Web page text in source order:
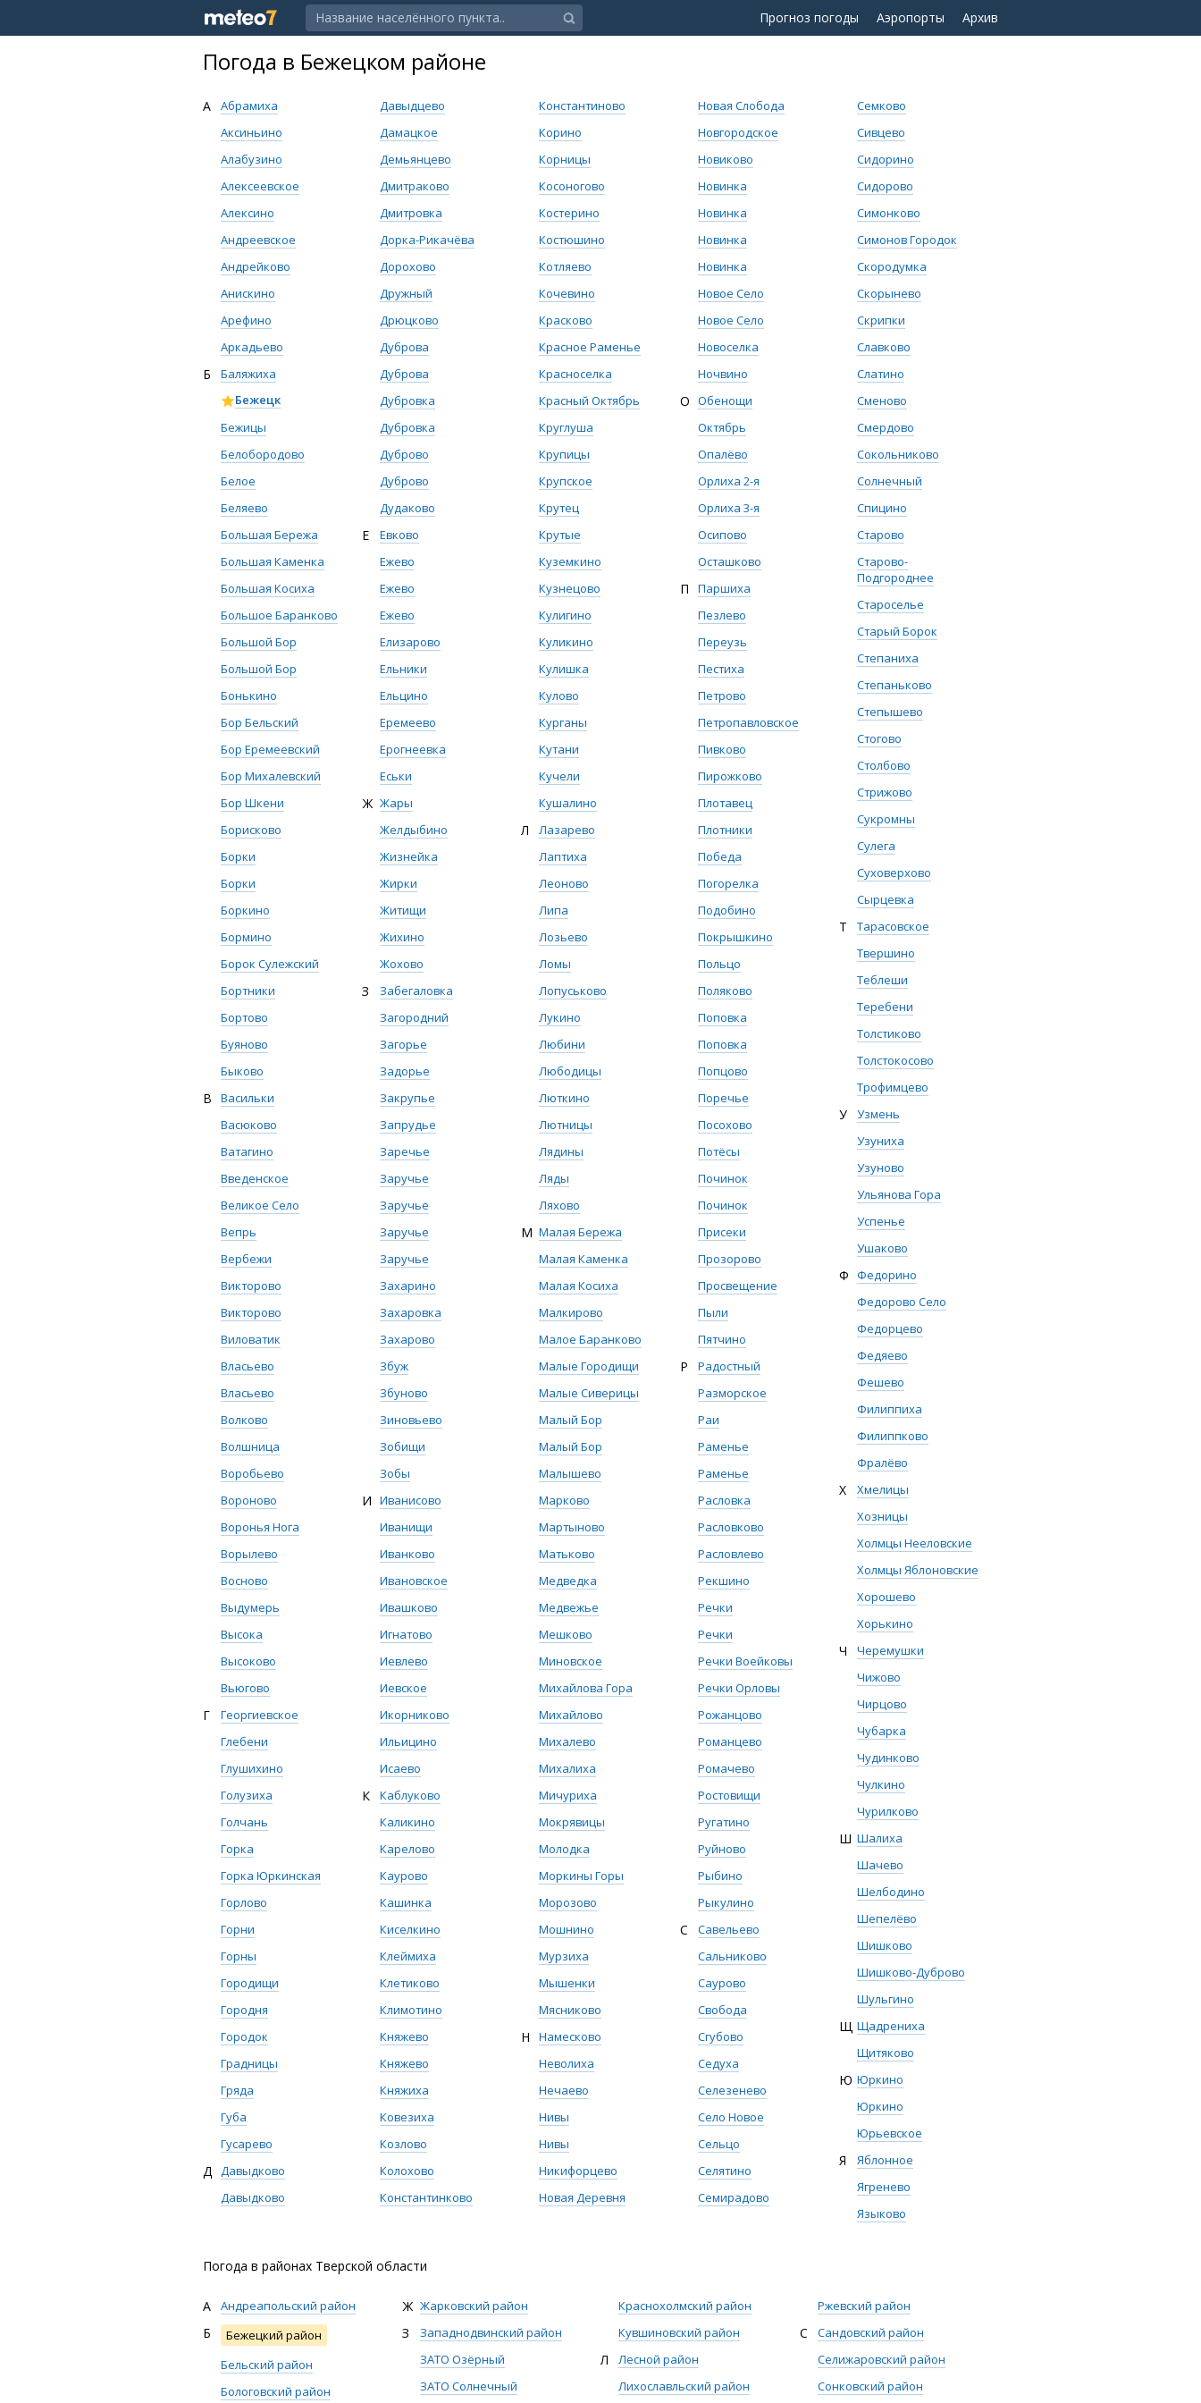
Прогноз погоды Аэропорты Архив
Погода в Бежецком районе
А
Абрамиха
Аксиньино
Алабузино
Алексеевское
Алексино
Андреевское
Андрейково
Анискино
Арефино
Аркадьево
Б
Баляжиха
Бежецк
Бежицы
Белобородово
Белое
Беляево
Большая Бережа
Большая Каменка
Большая Косиха
Большое Баранково
Большой Бор
Большой Бор
Бонькино
Бор Бельский
Бор Еремеевский
Бор Михалевский
Бор Шкени
Борисково
Борки
Борки
Боркино
Бормино
Борок Сулежский
Бортники
Бортово
Буяново
Быково
В
Васильки
Васюково
Ватагино
Введенское
Великое Село
Вепрь
Вербежи
Викторово
Викторово
Виловатик
Власьево
Власьево
Волково
Волшница
Воробьево
Вороново
Воронья Нога
Ворылево
Восново
Выдумерь
Высока
Высоково
Вьюгово
Г
Георгиевское
Глебени
Глушихино
Голузиха
Голчань
Горка
Горка Юркинская
Горлово
Горни
Горны
Городищи
Городня
Городок
Градницы
Гряда
Губа
Гусарево
Д
Давыдково
Давыдково
Давыдцево
Дамацкое
Демьянцево
Дмитраково
Дмитровка
Дорка-Рикачёва
Дорохово
Дружный
Дрюцково
Дуброва
Дуброва
Дубровка
Дубровка
Дуброво
Дуброво
Дудаково
Е
Евково
Ежево
Ежево
Ежево
Елизарово
Ельники
Ельцино
Еремеево
Ерогнеевка
Еськи
Ж Жары
Желдыбино
Жизнейка
Жирки
Житищи
Жихино
Жохово
З
Забегаловка
Загородний
Загорье
Задорье
Закрупье
Запрудье
Заречье
Заручье
Заручье
Заручье
Заручье
Захарино
Захаровка
Захарово
Збуж
Збуново
Зиновьево
Зобищи
Зобы
И Иванисово
Иванищи
Иванково
Ивановское
Ивашково
Игнатово
Иевлево
Иевское
Икорниково
Ильицино
Исаево
К
Каблуково
Каликино
Карелово
Каурово
Кашинка
Киселкино
Клеймиха
Клетиково
Климотино
Княжево
Княжево
Княжиха
Ковезиха
Козлово
Колохово
Константинково
Константиново
Корино
Корницы
Косоногово
Костерино
Костюшино
Котляево
Кочевино
Красково
Красное Раменье
Красноселка
Красный Октябрь
Круглуша
Крупицы
Крупское
Крутец
Крутые
Куземкино
Кузнецово
Кулигино
Куликино
Кулишка
Кулово
Курганы
Кутани
Кучели
Кушалино
Л
Лазарево
Лаптиха
Леоново
Липа
Лозьево
Ломы
Лопуськово
Лукино
Любини
Любодицы
Люткино
Лютницы
Лядины
Ляды
Ляхово
М Малая Бережа
Малая Каменка
Малая Косиха
Малкирово
Малое Баранково
Малые Городищи
Малые Сиверицы
Малый Бор
Малый Бор
Малышево
Марково
Мартыново
Матьково
Медведка
Медвежье
Мешково
Миновское
Михайлова Гора
Михайлово
Михалево
Михалиха
Мичуриха
Мокрявицы
Молодка
Моркины Горы
Морозово
Мошнино
Мурзиха
Мышенки
Мясниково
Н
Намесково
Неволиха
Нечаево
Нивы
Нивы
Никифорцево
Новая Деревня
Новая Слобода
Новгородское
Новиково
Новинка
Новинка
Новинка
Новинка
Новое Село
Новое Село
Новоселка
Ночвино
О Обенощи
Октябрь
Опалёво
Орлиха 2-я
Орлиха 3-я
Осипово
Осташково
П
Паршиха
Пезлево
Переузь
Пестиха
Петрово
Петропавловское
Пивково
Пирожково
Плотавец
Плотники
Победа
Погорелка
Подобино
Покрышкино
Польцо
Поляково
Поповка
Поповка
Попцово
Поречье
Посохово
Потёсы
Починок
Починок
Присеки
Прозорово
Просвещение
Пыли
Пятчино
Р
Радостный
Разморское
Раи
Раменье
Раменье
Расловка
Расловково
Расловлево
Рекшино
Речки
Речки
Речки Воейковы
Речки Орловы
Рожанцово
Романцево
Ромачево
Ростовищи
Ругатино
Руйново
Рыбино
Рыкулино
С
Савельево
Сальниково
Саурово
Свобода
Сгубово
Седуха
Селезенево
Село Новое
Сельцо
Селятино
Семирадово
Семково
Сивцево
Сидорино
Сидорово
Симонково
Симонов Городок
Скородумка
Скорынево
Скрипки
Славково
Слатино
Сменово
Смердово
Сокольниково
Солнечный
Спицино
Старово
Старово-
Подгороднее
Староселье
Старый Борок
Степаниха
Степаньково
Степышево
Стогово
Столбово
Стрижово
Сукромны
Сулега
Суховерхово
Сырцевка
Т
Тарасовское
Твершино
Теблеши
Теребени
Толстиково
Толстокосово
Трофимцево
У
Узмень
Узуниха
Узуново
Ульянова Гора
Успенье
Ушаково
Ф Федорино
Федорово Село
Федорцево
Федяево
Фешево
Филиппиха
Филиппково
Фралёво
Х
Хмелицы
Хозницы
Холмцы Нееловские
Холмцы Яблоновские
Хорошево
Хорькино
Ч
Черемушки
Чижово
Чирцово
Чубарка
Чудинково
Чулкино
Чурилково
Ш Шалиха
Шачево
Шелбодино
Шепелёво
Шишково
Шишково-Дуброво
Шульгино
Щ Щадрениха
Щитяково
Ю Юркино
Юркино
Юрьевское
Я
Яблонное
Ягренево
Языково
Погода в районах Тверской области
А Андреапольский район
Б
Бежецкий район
Бельский район
Бологовский район
Ж Жарковский район
З
Западнодвинский район
ЗАТО Озёрный
ЗАТО Солнечный
Краснохолмский район
Кувшиновский район
Л
Лесной район
Лихославльский район
Ржевский район
С
Сандовский район
Селижаровский район
Сонковский район